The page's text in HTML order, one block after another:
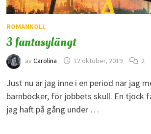
ROMANKOLL
3 fantasylängt
av Carolina 12 oktober, 2019 2
Just nu är jag inne i en period när jag
barnböcker, för jobbets skull. En tjock
jag haft på gång under …